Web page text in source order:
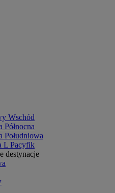
Wschód
Północna
Południowa
L Pacyfik
destynacje